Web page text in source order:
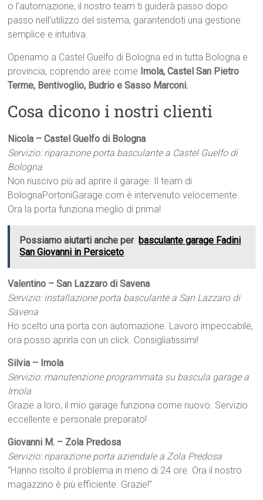
o l’automazione, il nostro team ti guiderà passo dopo
passo nell’utilizzo del sistema, garantendoti una gestione
semplice e intuitiva.
Operiamo a Castel Guelfo di Bologna ed in tutta Bologna e
provincia, coprendo aree come Imola, Castel San Pietro
Terme, Bentivoglio, Budrio e Sasso Marconi.
Cosa dicono i nostri clienti
Nicola – Castel Guelfo di Bologna
Servizio: riparazione porta basculante a Castel Guelfo di
Bologna
Non riuscivo più ad aprire il garage. Il team di
BolognaPortoniGarage.com è intervenuto velocemente.
Ora la porta funziona meglio di prima!
Possiamo aiutarti anche per basculante garage Fadini
San Giovanni in Persiceto
Valentino – San Lazzaro di Savena
Servizio: installazione porta basculante a San Lazzaro di
Savena
Ho scelto una porta con automazione. Lavoro impeccabile,
ora posso aprirla con un click. Consigliatissimi!
Silvia – Imola
Servizio: manutenzione programmata su bascula garage a
Imola
Grazie a loro, il mio garage funziona come nuovo. Servizio
eccellente e personale preparato!
Giovanni M. – Zola Predosa
Servizio: riparazione porta aziendale a Zola Predosa
“Hanno risolto il problema in meno di 24 ore. Ora il nostro
magazzino è più efficiente. Grazie!”